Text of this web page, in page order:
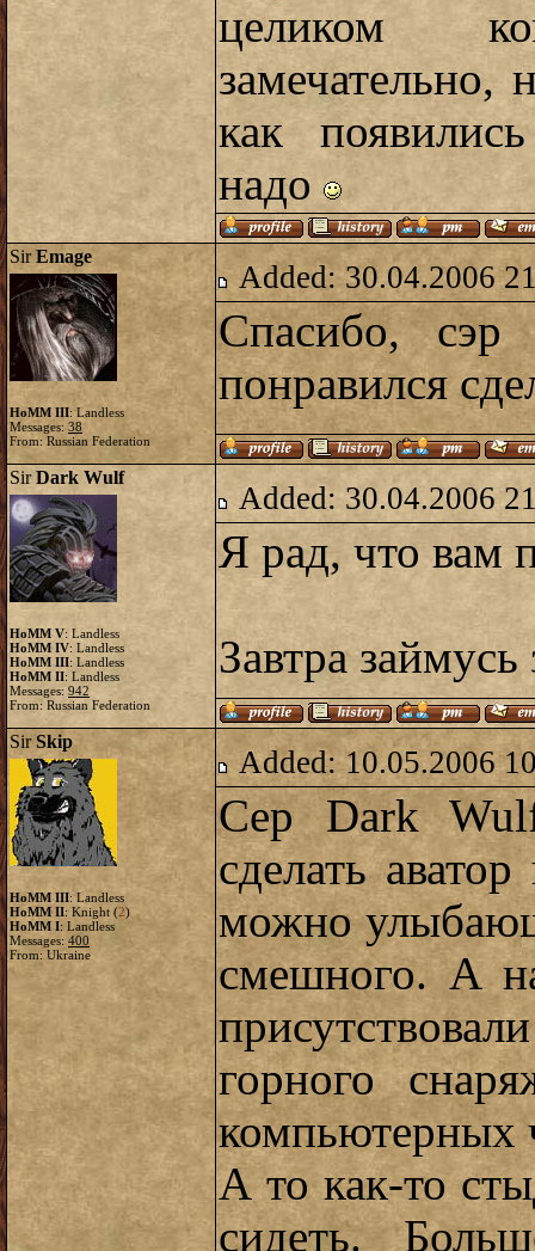
целиком
замечательно,
как
надо
SirEmage
HoMM III: Landless
Messages: 38
From: Russian Federation
Added: 30.04.2006
Спасибо,
понравился
SirDark Wulf
HoMM V: Landless
HoMM IV: Landless
HoMM III: Landless
HoMM II: Landless
Messages:942
From: Russian Federation
Added: 30.04.2006
Я рад, что вам
Завтра займусь
Sir Skip
HoMM III: Landless
HoMM II: Knight (2)
HoMM I: Landless
Messages: 400
From: Ukraine
Added: 10.05.2006
Сер Dark
сделать
можно
смешного. А
горного
компьютерных
А то как-то
сидеть.